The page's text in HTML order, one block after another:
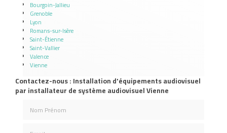
Bourgoin-Jallieu
Grenoble
Lyon
Romans-sur-Isère
Saint-Étienne
Saint-Vallier
Valence
Vienne
Contactez-nous : Installation d'équipements audiovisuel
par installateur de système audiovisuel Vienne